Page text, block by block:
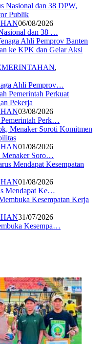
06/08/2026
dan 38 …
,
Ahli Pemprov…
03/08/2026
Perk…
01/08/2026
Menaker Soro…
01/08/2026
Mendapat Ke…
31/07/2026
Kesempa…